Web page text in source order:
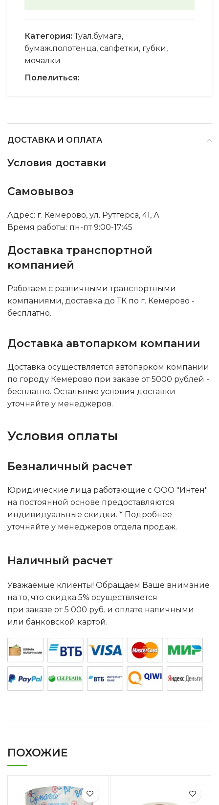
Категория: Туал.бумага,
бумаж.полотенца, салфетки, губки,
мочалки
Полелиться:
ДОСТАВКА И ОПЛАТА
Условия доставки
Самовывоз
Адрес: г. Кемерово, ул. Рутгерса, 41, А
Время работы: пн-пт 9:00-17:45
Доставка транспортной
компанией
Работаем с различными транспортными
компаниями, доставка до ТК по г. Кемерово -
бесплатно.
Доставка автопарком компании
Доставка осуществляется автопарком компании
по городу Кемерово при заказе от 5000 рублей -
бесплатно. Остальные условия доставки
уточняйте у менеджеров.
Условия оплаты
Безналичный расчет
Юридические лица работающие с ООО "Интен"
на постоянной основе предоставляются
индивидуальные скидки. * Подробнее
уточняйте у менеджеров отдела продаж.
Наличный расчет
Уважаемые клиенты! Обращаем Ваше внимание
на то, что скидка 5% осуществляется
при заказе от 5 000 руб. и оплате наличными
или банковской картой.
ПОХОЖИЕ